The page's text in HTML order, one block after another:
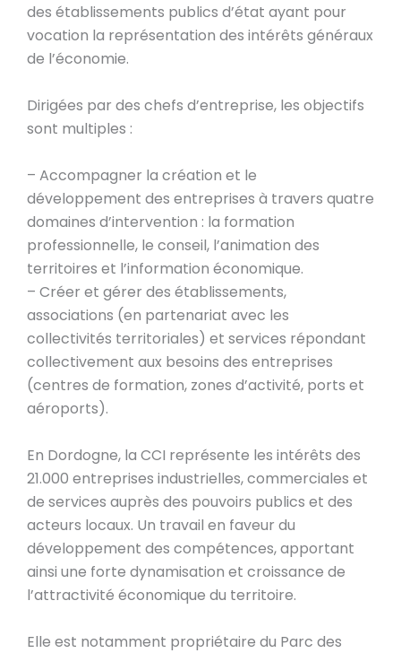
des établissements publics d’état ayant pour
vocation la représentation des intérêts généraux
de l’économie.
Dirigées par des chefs d’entreprise, les objectifs
sont multiples :
– Accompagner la création et le
développement des entreprises à travers quatre
domaines d’intervention : la formation
professionnelle, le conseil, l’animation des
territoires et l’information économique.
– Créer et gérer des établissements,
associations (en partenariat avec les
collectivités territoriales) et services répondant
collectivement aux besoins des entreprises
(centres de formation, zones d’activité, ports et
aéroports).
En Dordogne, la CCI représente les intérêts des
21.000 entreprises industrielles, commerciales et
de services auprès des pouvoirs publics et des
acteurs locaux. Un travail en faveur du
développement des compétences, apportant
ainsi une forte dynamisation et croissance de
l’attractivité économique du territoire.
Elle est notamment propriétaire du Parc des